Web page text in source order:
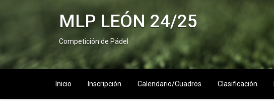
MLP LEÓN 24/25
Competición de Pádel
Inicio Inscripción Calendario/Cuadros Clasificación